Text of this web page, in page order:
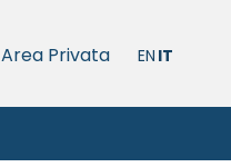
EN IT
Area Privata